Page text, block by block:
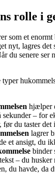
rolle i
som et
nyt, lagres det
du senere ser
hjælper
– for
før du taster det
lagrer
et ansigt, du
binder
– du husker
du havde, da